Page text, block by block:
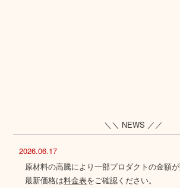
＼＼ NEWS ／／
2026.06.17
原材料の高騰により一部プロダクトの金額が
最新価格は料金表をご確認ください。